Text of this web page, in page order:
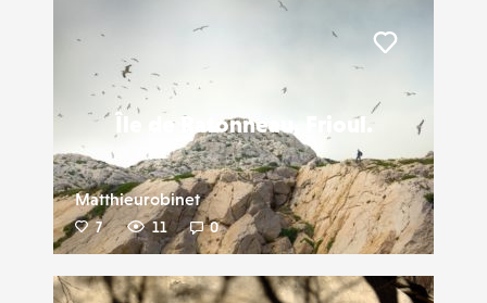
Île de Ratonneau, Frioul.
Matthieurobinet
7 11 0